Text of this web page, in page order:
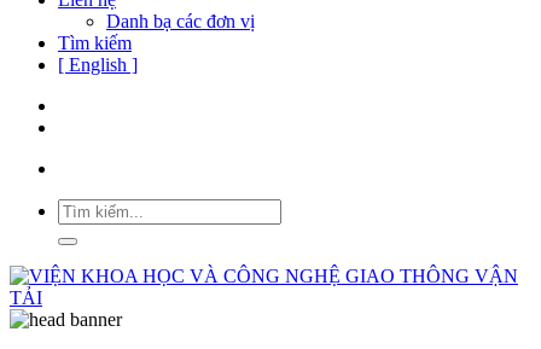
Danh bạ các đơn vị
Tìm kiếm
[ English ]